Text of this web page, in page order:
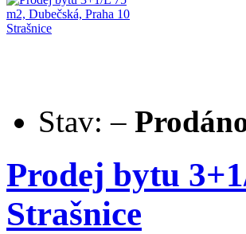
Stav: –
Prodej bytu
Strašnice